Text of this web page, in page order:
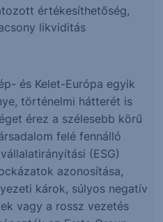
értékesíthetőség,
likviditás
és Kelet-Európa egyik
történelmi hátterét is
érez a szélesebb körű
felé fennálló
(ESG)
azonosítása,
károk, súlyos negatív
vagy a rossz vezetés